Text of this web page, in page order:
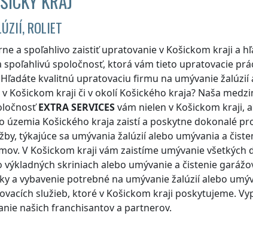
ROLIET
a spoľahlivo zaistiť upratovaniev Košickom kraji a
spoľahlivú spoločnosť, ktorá vám tieto upratovacie
kvalitnú upratovaciu firmu na umývanie žalúzií
v Košickom kraji či v okolíKošického kraja? Naša
EXTRA SERVICESvám nielen v Košickom kraji,
územia Košického kraja zaistí a poskytne dokonalé
týkajúce sa umývania žalúzií alebo umývania a
V Košickom kraji vám zaistíme umývanie všetkých
skriniach alebo umývanie a čistenie
a vybavenie potrebné na umývanie žalúzií alebo
služieb, ktorév Košickom kraji poskytujeme.
našich franchisantov a partnerov.